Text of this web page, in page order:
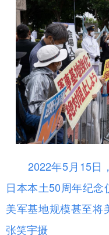
2022年5月15日
日本本土50周年纪
美军基地规模甚至将
张笑宇摄